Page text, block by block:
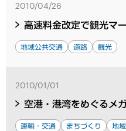
2010/04/26
高速料金改定で観光マ
地域公共交通 道路 観光
2010/01/01
空港・港湾をめぐるメ
運輸・交通 まちづくり 地